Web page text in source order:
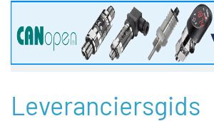
Leveranciersgids